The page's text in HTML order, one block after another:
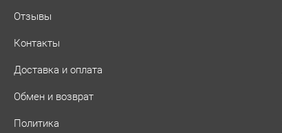
Отзывы
Контакты
Доставка и оплата
Обмен и возврат
Политика